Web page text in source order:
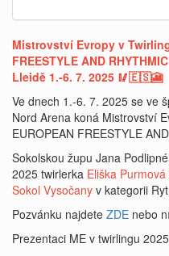
Mistrovství Evropy v
FREESTYLE AND
Lleidě 1.-6. 7. 2025 🥢🇪🇸🎦
Ve dnech 1.-6. 7. 2025 se ve
Nord Arena koná Mistrovství
EUROPEAN FREESTYLE
Sokolskou župu Jana
2025 twirlerka Eliška Purmová
Sokol Vysočany v kategorii
Pozvánku najdete ZDE nebo
Prezentaci ME v twirlingu